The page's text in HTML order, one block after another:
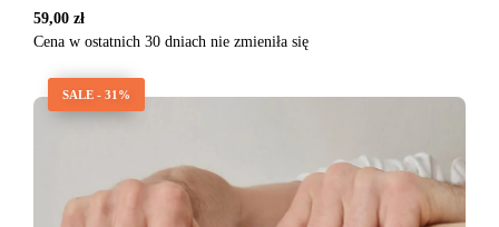
59,00 zł
Cena w ostatnich 30 dniach nie zmieniła się
SALE - 31%